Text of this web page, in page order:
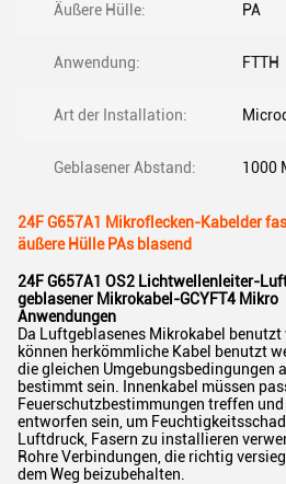
Äußere Hülle: PA
Anwendung: FTTH
Art der Installation:
Geblasener Abstand: 1000
24F G657A1 Mikroflecken-Kabelder
äußere Hülle PAs blasend
24F G657A1 OS2 Lichtwellenleiter-
geblasener Mikrokabel-GCYFT4 Mikro
Anwendungen
Da Luftgeblasenes Mikrokabel benutzt
können herkömmliche Kabel benutzt
die gleichen Umgebungsbedingungen
bestimmt sein. Innenkabel müssen
Feuerschutzbestimmungen treffen
entworfen sein, um
Luftdruck, Fasern zu installieren
Rohre Verbindungen, die richtig
dem Weg beizubehalten.